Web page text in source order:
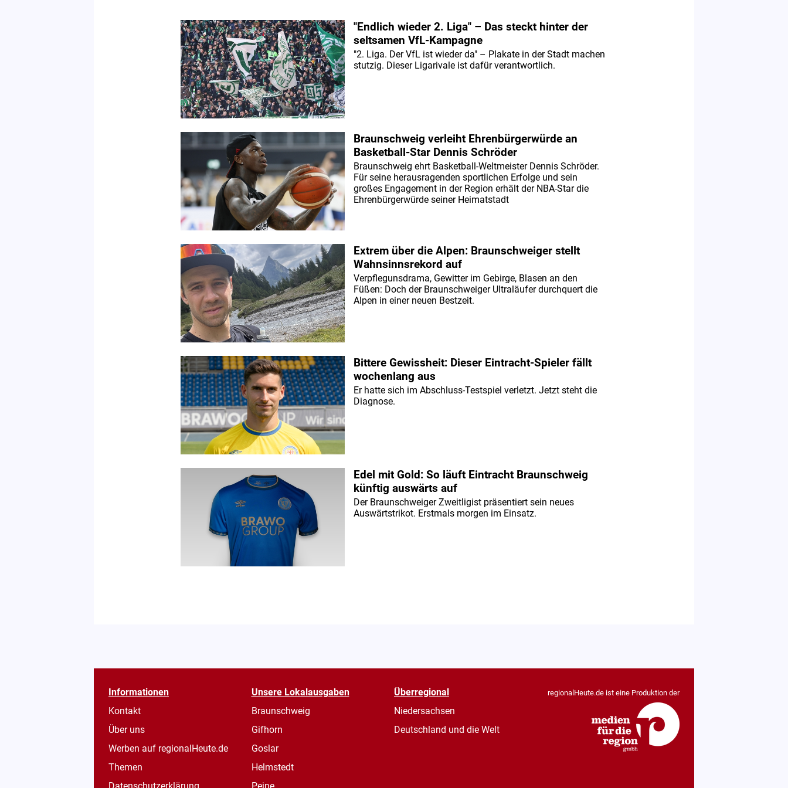
"Endlich wieder 2. Liga" – Das steckt hinter der
seltsamen VfL-Kampagne
"2. Liga. Der VfL ist wieder da" – Plakate in der Stadt machen
stutzig. Dieser Ligarivale ist dafür verantwortlich.
Braunschweig verleiht Ehrenbürgerwürde an
Basketball-Star Dennis Schröder
Braunschweig ehrt Basketball-Weltmeister Dennis Schröder.
Für seine herausragenden sportlichen Erfolge und sein
großes Engagement in der Region erhält der NBA-Star die
Ehrenbürgerwürde seiner Heimatstadt
Extrem über die Alpen: Braunschweiger stellt
Wahnsinnsrekord auf
Verpflegunsdrama, Gewitter im Gebirge, Blasen an den
Füßen: Doch der Braunschweiger Ultraläufer durchquert die
Alpen in einer neuen Bestzeit.
Bittere Gewissheit: Dieser Eintracht-Spieler fällt
wochenlang aus
Er hatte sich im Abschluss-Testspiel verletzt. Jetzt steht die
Diagnose.
Edel mit Gold: So läuft Eintracht Braunschweig
künftig auswärts auf
Der Braunschweiger Zweitligist präsentiert sein neues
Auswärtstrikot. Erstmals morgen im Einsatz.
Informationen
Kontakt
Über uns
Werben auf regionalHeute.de
Themen
Unsere Lokalausgaben
Braunschweig
Gifhorn
Goslar
Helmstedt
Überregional
Niedersachsen
Deutschland und die Welt
regionalHeute.de ist eine Produktion der